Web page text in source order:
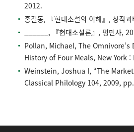
2012.
홍길동, 『현대소설의 이해』, 창작
______, 『현대소설론』, 평민사,
Pollan, Michael, The
History of Four Meals, New York
Weinstein, Joshua I, “The
Classical Philology 104, 2009,